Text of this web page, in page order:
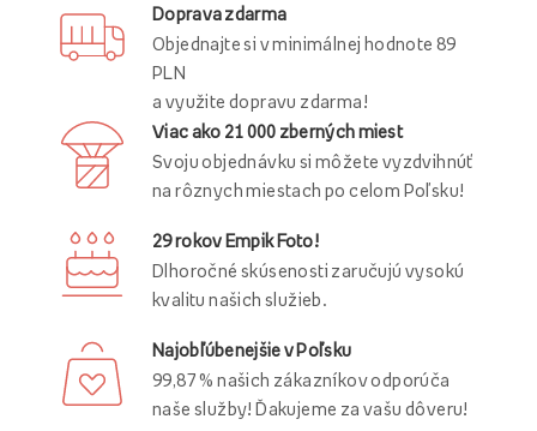
Doprava zdarma
Objednajte si v minimálnej hodnote 89
PLN
a využite dopravu zdarma!
Viac ako 21 000 zberných miest
Svoju objednávku si môžete vyzdvihnúť
na rôznych miestach po celom Poľsku!
29 rokov Empik Foto!
Dlhoročné skúsenosti zaručujú vysokú
kvalitu našich služieb.
Najobľúbenejšie v Poľsku
99,87 % našich zákazníkov odporúča
naše služby! Ďakujeme za vašu dôveru!